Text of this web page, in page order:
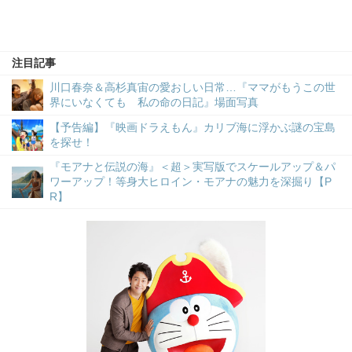
注目記事
川口春奈＆高杉真宙の愛おしい日常…『ママがもうこの世
界にいなくても 私の命の日記』場面写真
【予告編】『映画ドラえもん』カリブ海に浮かぶ謎の宝島
を探せ！
『モアナと伝説の海』＜超＞実写版でスケールアップ＆パ
ワーアップ！等身大ヒロイン・モアナの魅力を深掘り【P
R】